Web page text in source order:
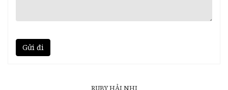
Gửi đi
RUBY HẢI NHI